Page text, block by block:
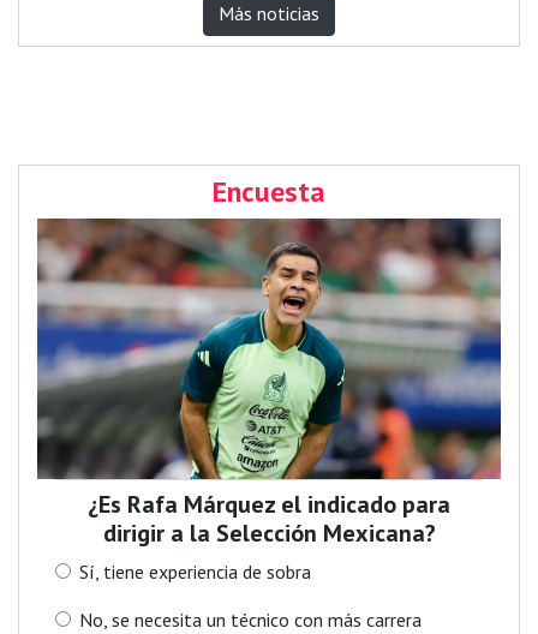
Más noticias
Encuesta
¿Es Rafa Márquez el indicado para
dirigir a la Selección Mexicana?
Sí, tiene experiencia de sobra
No, se necesita un técnico con más carrera